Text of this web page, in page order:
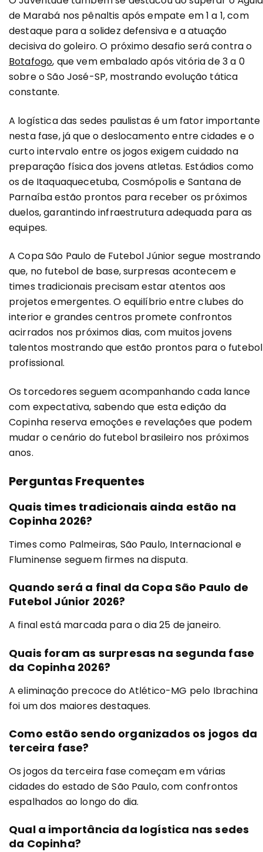
de Marabá nos pênaltis após empate em 1 a 1, com
destaque para a solidez defensiva e a atuação
decisiva do goleiro. O próximo desafio será contra o
Botafogo, que vem embalado após vitória de 3 a 0
sobre o São José-SP, mostrando evolução tática
constante.
A logística das sedes paulistas é um fator importante
nesta fase, já que o deslocamento entre cidades e o
curto intervalo entre os jogos exigem cuidado na
preparação física dos jovens atletas. Estádios como
os de Itaquaquecetuba, Cosmópolis e Santana de
Parnaíba estão prontos para receber os próximos
duelos, garantindo infraestrutura adequada para as
equipes.
A Copa São Paulo de Futebol Júnior segue mostrando
que, no futebol de base, surpresas acontecem e
times tradicionais precisam estar atentos aos
projetos emergentes. O equilíbrio entre clubes do
interior e grandes centros promete confrontos
acirrados nos próximos dias, com muitos jovens
talentos mostrando que estão prontos para o futebol
profissional.
Os torcedores seguem acompanhando cada lance
com expectativa, sabendo que esta edição da
Copinha reserva emoções e revelações que podem
mudar o cenário do futebol brasileiro nos próximos
anos.
Perguntas Frequentes
Quais times tradicionais ainda estão na
Copinha 2026?
Times como Palmeiras, São Paulo, Internacional e
Fluminense seguem firmes na disputa.
Quando será a final da Copa São Paulo de
Futebol Júnior 2026?
A final está marcada para o dia 25 de janeiro.
Quais foram as surpresas na segunda fase
da Copinha 2026?
A eliminação precoce do Atlético-MG pelo Ibrachina
foi um dos maiores destaques.
Como estão sendo organizados os jogos da
terceira fase?
Os jogos da terceira fase começam em várias
cidades do estado de São Paulo, com confrontos
espalhados ao longo do dia.
Qual a importância da logística nas sedes
da Copinha?